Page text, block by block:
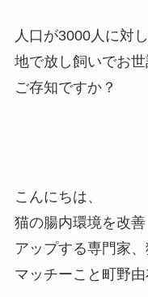
人口が3000人に対
地で放し飼いでお
ご存知ですか？
こんにちは、
猫の腸内環境を改
アップする専門家
マッチーこと町野由